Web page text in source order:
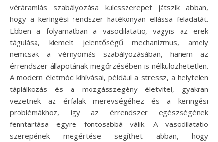
véráramlás szabályozása kulcsszerepet játszik abban,
hogy a keringési rendszer hatékonyan ellássa feladatát.
Ebben a folyamatban a vasodilatatio, vagyis az erek
tágulása, kiemelt jelentőségű mechanizmus, amely
nemcsak a vérnyomás szabályozásában, hanem az
érrendszer állapotának megőrzésében is nélkülözhetetlen.
A modern életmód kihívásai, például a stressz, a helytelen
táplálkozás és a mozgásszegény életvitel, gyakran
vezetnek az érfalak merevségéhez és a keringési
problémákhoz, így az érrendszer egészségének
fenntartása egyre fontosabbá válik. A vasodilatatio
szerepének megértése segíthet abban, hogy